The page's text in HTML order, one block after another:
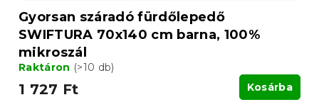
Gyorsan száradó fürdőlepedő
SWIFTURA 70x140 cm barna, 100%
mikroszál
Raktáron (>10 db)
1 727 Ft Kosárba